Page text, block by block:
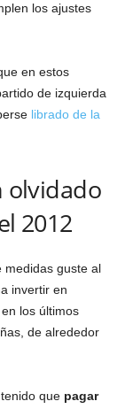
los ajustes
en estos
de izquierda
librado de la
olvidado
2012
medidas guste al
invertir en
los últimos
de alrededor
que pagar